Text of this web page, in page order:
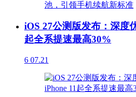
iOS 27公测版发布：深度
起全系提速最高30%
6 07.21